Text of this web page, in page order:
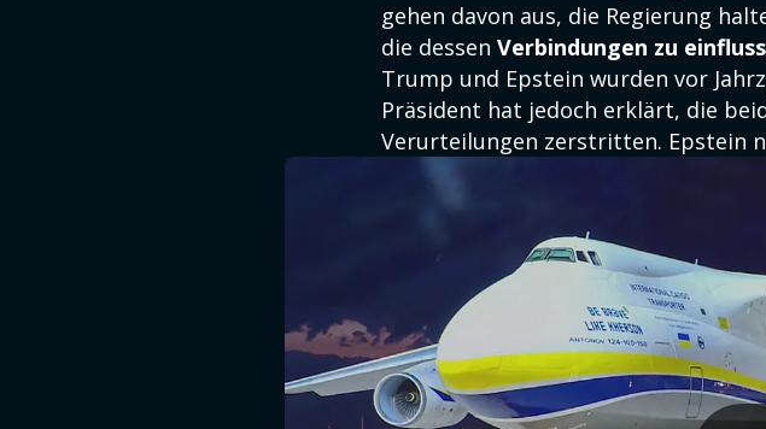
gehen davon aus, die Regierung
die dessen Verbindungen zu
Trump und Epstein wurden vor
Präsident hat jedoch erklärt, die
Verurteilungen zerstritten. Epstein